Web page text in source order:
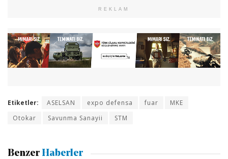
REKLAM
Etiketler: ASELSAN expo defensa fuar
MKE
Otokar
Savunma Sanayii STM
Benzer Haberler